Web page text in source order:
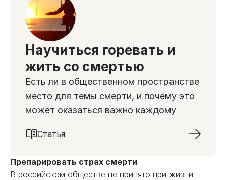
Научиться горевать и
жить со смертью
Есть ли в общественном пространстве
место для темы смерти, и почему это
может оказаться важно каждому
Статья
Препарировать страх смерти
В российском обществе не принято при жизни